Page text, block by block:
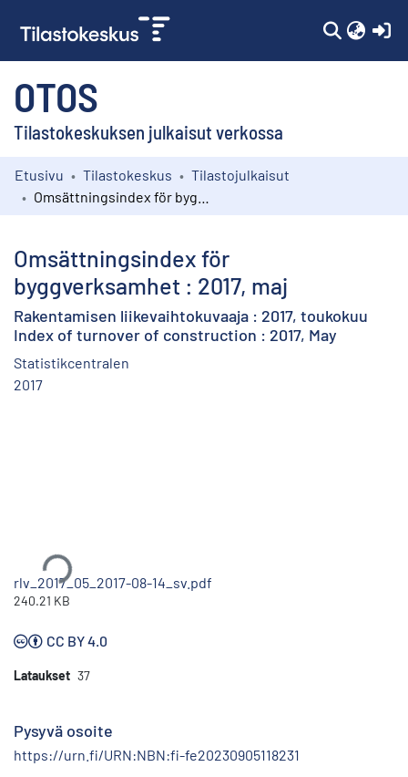
OTOS
Tilastokeskuksen julkaisut verkossa
Kokoelmat
Etusivu Tilastokeskus
Tilastojulkaisut
Omsättningsindex för
byggverksamhet : 2017, maj
Rakentamisen liikevaihtokuvaaja : 2017, toukokuu
Index of turnover of construction : 2017, May
Statistikcentralen
2017
rlv_2017_05_2017-08-14_sv.pdf
240.21 KB
CC BY 4.0
Lataukset 37
Pysyvä osoite
https://urn.fi/URN:NBN:fi-fe20230905118231